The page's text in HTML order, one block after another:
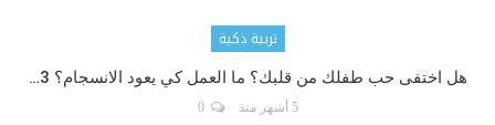
تربية ذكية
هل اختفى حب طفلك من قلبك؟ ما العمل كي يعود الانسجام؟ 3…
5 أشهر منذ 0